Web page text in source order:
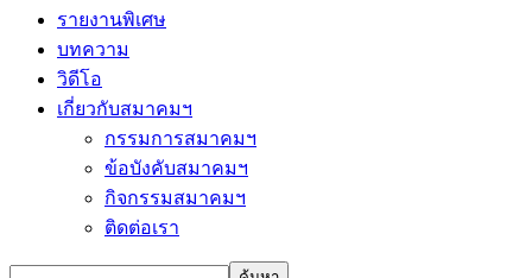
รายงานพิเศษ
บทความ
วิดีโอ
เกี่ยวกับสมาคมฯ
กรรมการสมาคมฯ
ข้อบังคับสมาคมฯ
กิจกรรมสมาคมฯ
ติดต่อเรา